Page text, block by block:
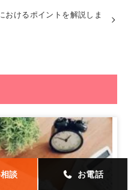
おけるポイントを解説しま
談 お電話